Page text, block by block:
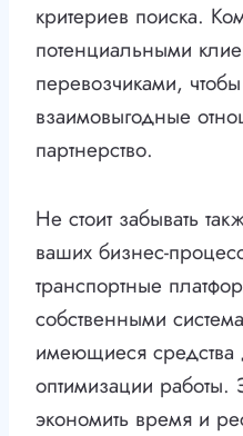
критериев поиска.
потенциальными
перевозчиками,
взаимовыгодные
партнерство.
Не стоит забывать
ваших бизнес-
транспортные
собственными
имеющиеся средства
оптимизации работы.
экономить время и